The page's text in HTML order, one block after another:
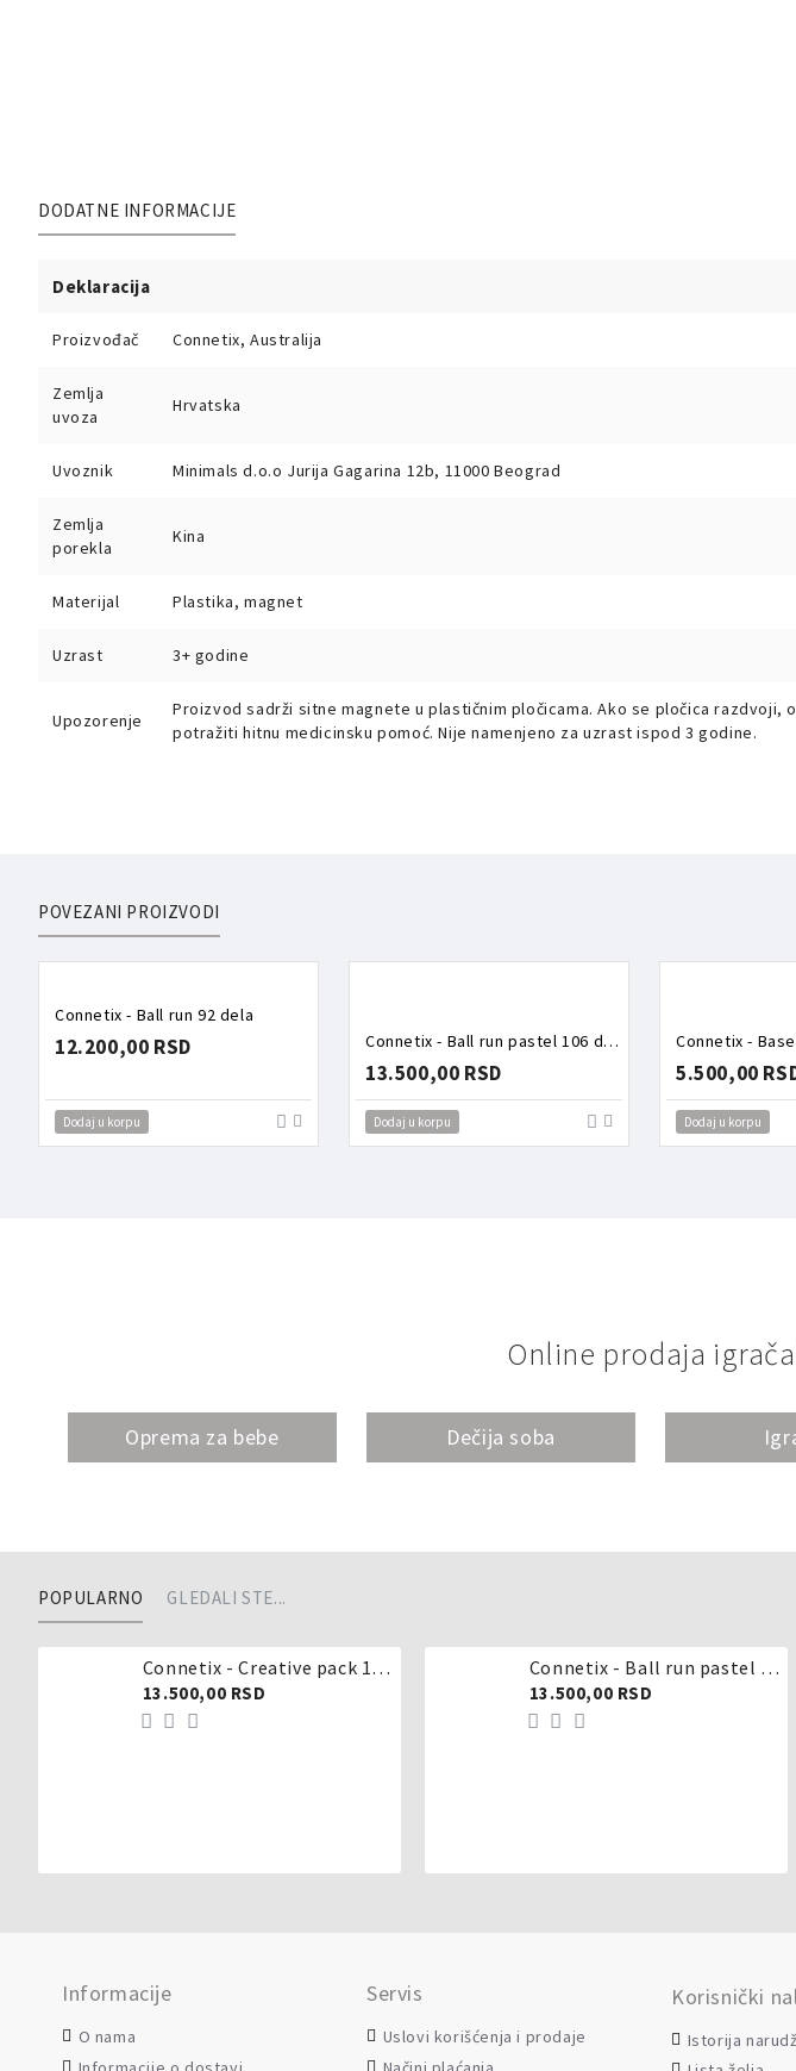
DODATNE INFORMACIJE
Deklaracija
Proizvođač Connetix, Australija
Zemlja
uvoza
Hrvatska
Uvoznik Minimals d.o.o Jurija Gagarina 12b, 11000 Beograd
Zemlja
porekla
Kina
Materijal Plastika, magnet
Uzrast 3+ godine
Upozorenje
Proizvod sadrži sitne magnete u plastičnim pločicama. Ako se pločica
potražiti hitnu medicinsku pomoć. Nije namenjeno za uzrast ispod 3 godine.
POVEZANI PROIZVODI
Connetix - Ball run 92 dela
12.200,00 RSD
Dodaj u korpu
Connetix - Ball run pastel 106 delova
13.500,00 RSD
Dodaj u korpu
5.500,00
Dodaj u korpu
Online prodaja
Oprema za bebe Dečija soba
POPULARNO GLEDALI STE...
Connetix - Creative pack 102 dela
13.500,00 RSD
Connetix - Ball run pastel 106 delova
13.500,00 RSD
Informacije
O nama
Servis
Uslovi korišćenja i prodaje
Korisnički
Istorija